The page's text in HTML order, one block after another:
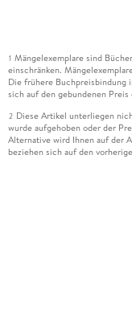
1 Mängelexemplare sind
einschränken.
Die frühere Buchpreisbindung
sich auf den gebundenen
2 Diese Artikel unterliegen
wurde aufgehoben oder der
Alternative wird Ihnen auf der
beziehen sich auf den